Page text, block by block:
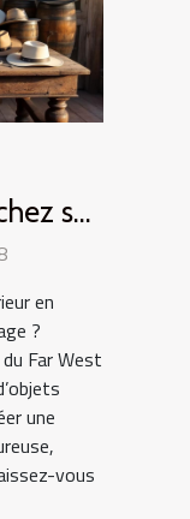
soi
?
en
?
Far West
une
vous